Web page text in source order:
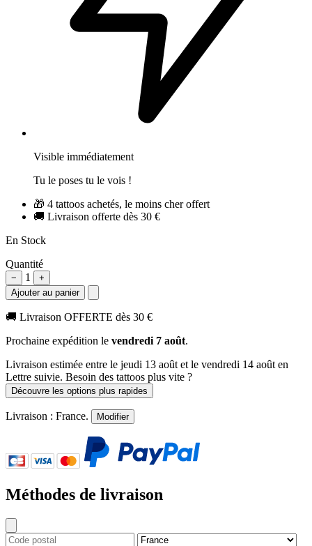
Visible immédiatement
Tu le poses tu le vois !
🎁 4 tattoos achetés, le moins cher offert
🚚 Livraison offerte dès 30 €
En Stock
Quantité
− 1
+
Ajouter au panier
🚚 Livraison OFFERTE dès 30 €
Prochaine expédition le vendredi 7 août.
Livraison estimée entre le jeudi 13 août et le vendredi 14 août en
Lettre suivie. Besoin des tattoos plus vite ?
Découvre les options plus rapides
Livraison : France. Modifier
Méthodes de livraison